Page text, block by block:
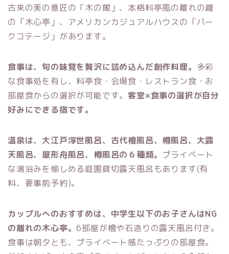
古来の美の意匠の「木の館」、本格料亭風の離れの趣
の「木心亭」、アメリカンカジュアルハウスの「パー
クコテージ」があります。
食事は、旬の味覚を贅沢に詰め込んだ創作料理。 多彩
な食事処を有し、料亭食・会場食・レストラン食・お
部屋食からの選択が可能です。 客室×食事の選択が自分
好みにできる宿です。
温泉は、大江戸浮世風呂、古代檜風呂、樽風呂、大露
天風呂、屋形舟風呂、樽風呂の６種類。 プライベート
な湯浴みを愉しめる庭園貸切露天風呂もあります(有
料、要事前予約)。
カップルへのおすすめは、中学生以下のお子さんはNG
の離れの木心亭。6部屋が檜や石造りの露天風呂付き。
食事は朝夕とも、プライべート感たっぷりの部屋食。